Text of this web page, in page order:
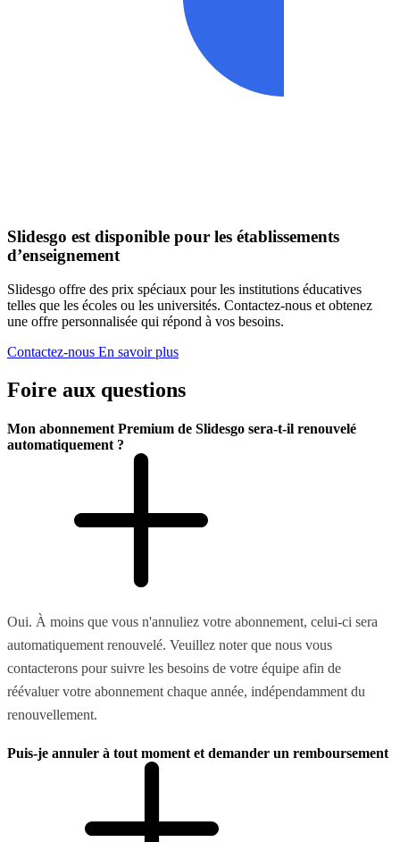
Slidesgo est disponible pour les établissements
d’enseignement
Slidesgo offre des prix spéciaux pour les institutions éducatives
telles que les écoles ou les universités. Contactez-nous et obtenez
une offre personnalisée qui répond à vos besoins.
Contactez-nous En savoir plus
Foire aux questions
Mon abonnement Premium de Slidesgo sera-t-il renouvelé
automatiquement ?
Oui. À moins que vous n'annuliez votre abonnement, celui-ci sera
automatiquement renouvelé. Veuillez noter que nous vous
contacterons pour suivre les besoins de votre équipe afin de
réévaluer votre abonnement chaque année, indépendamment du
renouvellement.
Puis-je annuler à tout moment et demander un remboursement